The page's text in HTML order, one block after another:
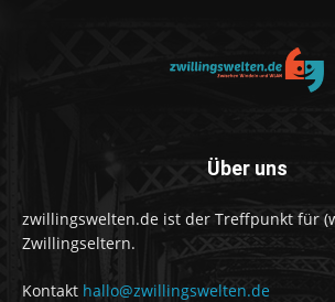
Über uns
zwillingswelten.de ist der Treffpunkt für
Zwillingseltern.
Kontakt hallo@zwillingswelten.de